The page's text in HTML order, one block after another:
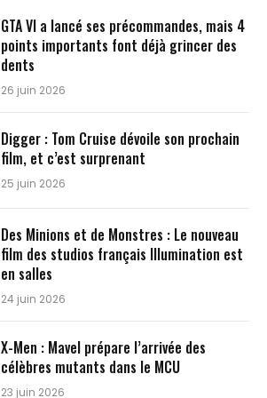
GTA VI a lancé ses précommandes, mais 4
points importants font déjà grincer des
dents
26 juin 2026
Digger : Tom Cruise dévoile son prochain
film, et c’est surprenant
25 juin 2026
Des Minions et de Monstres : Le nouveau
film des studios français Illumination est
en salles
24 juin 2026
X-Men : Mavel prépare l’arrivée des
célèbres mutants dans le MCU
23 juin 2026